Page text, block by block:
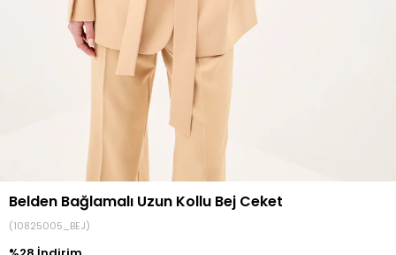
Belden Bağlamalı Uzun Kollu Bej Ceket
(10825005_BEJ)